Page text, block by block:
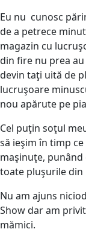
Eu nu cunosc
de a petrece
magazin cu
din fire nu prea
devin taţi uită de
lucruşoare
nou apărute pe
Cel puţin soţul
să ieşim în timp
maşinuţe,
toate pluşurile
Nu am ajuns
Show dar am
mămici.